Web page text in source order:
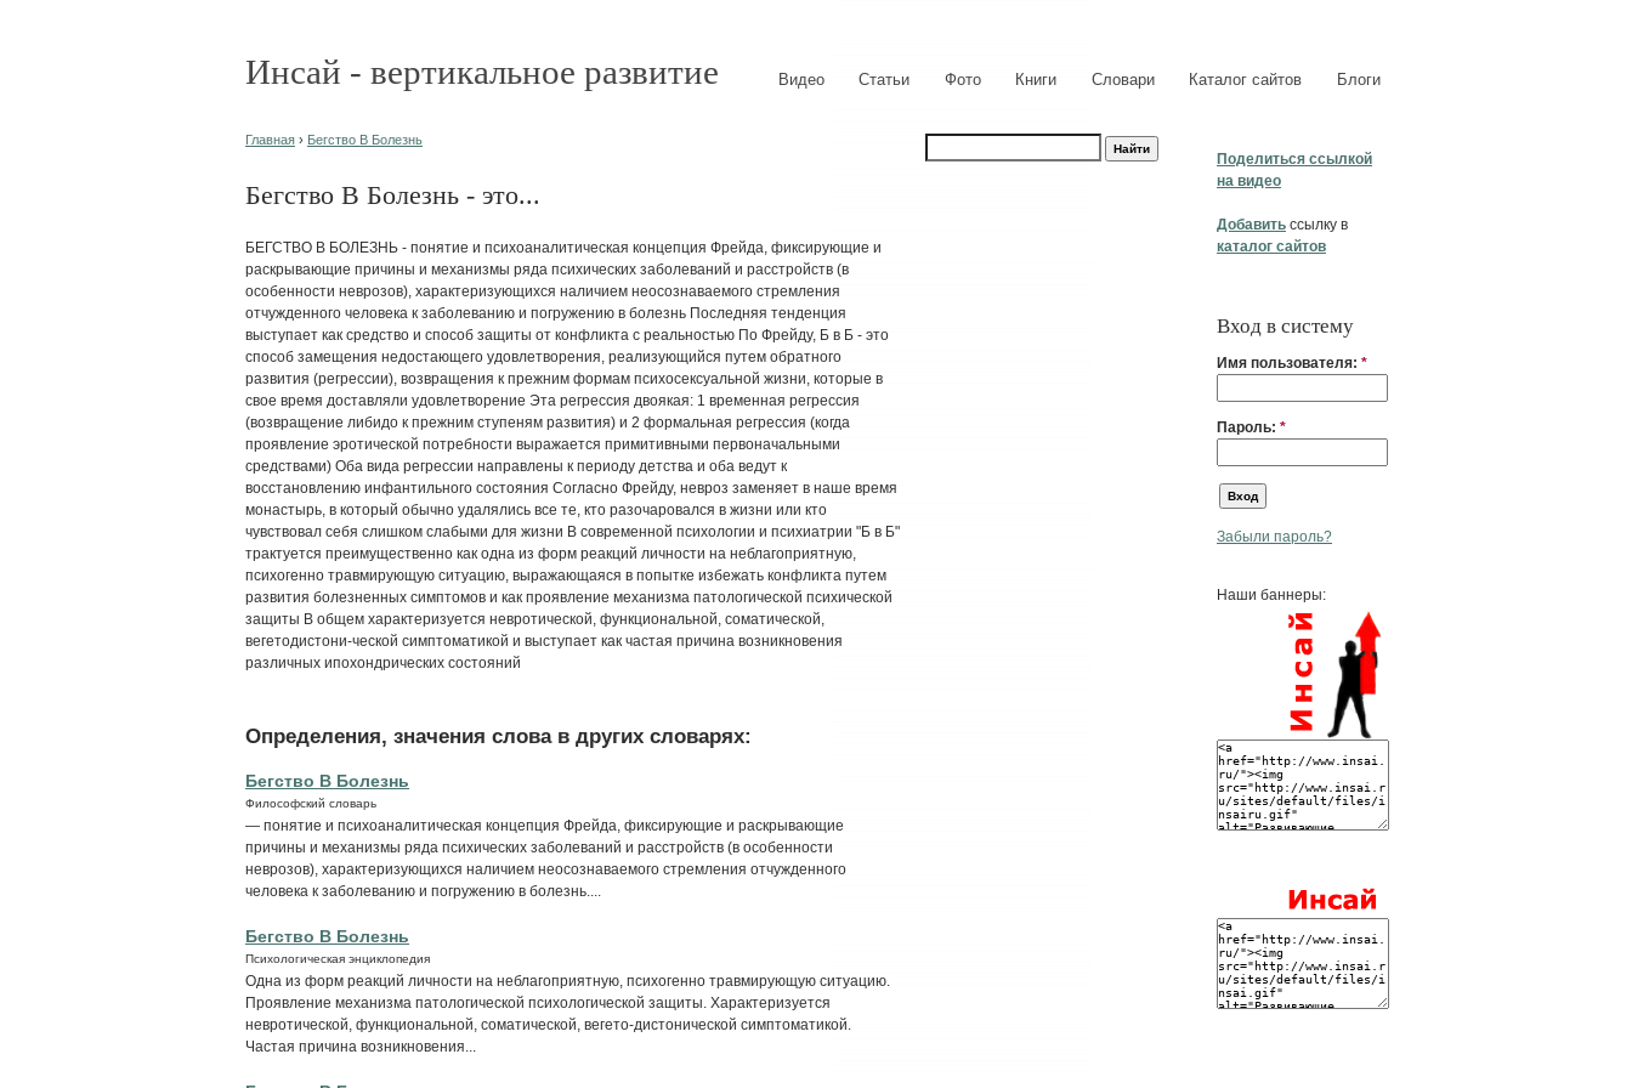
Инсай - вертикальное развитие Видео Статьи Фото Книги Словари Каталог сайтов Блоги
Поделиться ссылкой
на видео
Добавить ссылку в
каталог сайтов
Вход в систему
Имя пользователя: *
Пароль: *
Забыли пароль?
Наши баннеры:
Главная › Бегство В Болезнь
Бегство В Болезнь - это...
БЕГСТВО В БОЛЕЗНЬ - понятие и психоаналитическая концепция Фрейда, фиксирующие и
раскрывающие причины и механизмы ряда психических заболеваний и расстройств (в
особенности неврозов), характеризующихся наличием неосознаваемого стремления
отчужденного человека к заболеванию и погружению в болезнь Последняя тенденция
выступает как средство и способ защиты от конфликта с реальностью По Фрейду, Б в Б - это
способ замещения недостающего удовлетворения, реализующийся путем обратного
развития (регрессии), возвращения к прежним формам психосексуальной жизни, которые в
свое время доставляли удовлетворение Эта регрессия двоякая: 1 временная регрессия
(возвращение либидо к прежним ступеням развития) и 2 формальная регрессия (когда
проявление эротической потребности выражается примитивными первоначальными
средствами) Оба вида регрессии направлены к периоду детства и оба ведут к
восстановлению инфантильного состояния Согласно Фрейду, невроз заменяет в наше время
монастырь, в который обычно удалялись все те, кто разочаровался в жизни или кто
чувствовал себя слишком слабыми для жизни В современной психологии и психиатрии "Б в Б"
трактуется преимущественно как одна из форм реакций личности на неблагоприятную,
психогенно травмирующую ситуацию, выражающаяся в попытке избежать конфликта путем
развития болезненных симптомов и как проявление механизма патологической психической
защиты В общем характеризуется невротической, функциональной, соматической,
вегетодистони-ческой симптоматикой и выступает как частая причина возникновения
различных ипохондрических состояний
Определения, значения слова в других словарях:
Бегство В Болезнь
Философский словарь
— понятие и психоаналитическая концепция Фрейда, фиксирующие и раскрывающие
причины и механизмы ряда психических заболеваний и расстройств (в особенности
неврозов), характеризующихся наличием неосознаваемого стремления отчужденного
человека к заболеванию и погружению в болезнь....
Бегство В Болезнь
Психологическая энциклопедия
Одна из форм реакций личности на неблагоприятную, психогенно травмирующую ситуацию.
Проявление механизма патологической психологической защиты. Характеризуется
невротической, функциональной, соматической, вегето-дистонической симптоматикой.
Частая причина возникновения...